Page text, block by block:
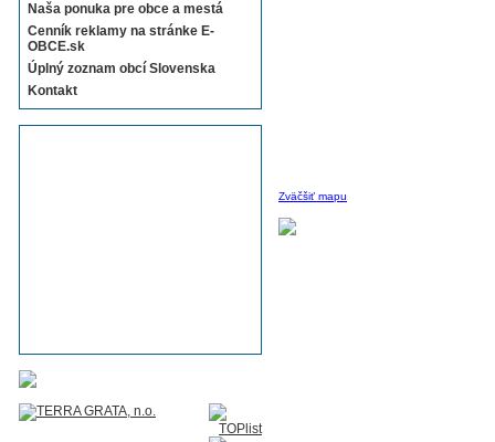
Naša ponuka pre obce a mestá
Cenník reklamy na stránke E-
OBCE.sk
Úplný zoznam obcí Slovenska
Kontakt
Zväčšiť mapu